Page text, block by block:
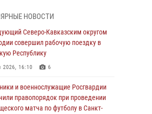
встретились с участником
проекта «Дорогой
— дорогой к Победе в СВО»
2026, 07:00
росгвардейцы оказали помощь
и девушке с ограниченными
здоровья (видео)
НОВОСТИ
Северо-Кавказским округом
совершил рабочую поездку в
Республику
16:10 6
и военнослужащие Росгвардии
правопорядок при проведении
матча по футболу в Санкт-